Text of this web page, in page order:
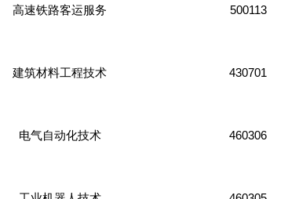
高速铁路客运服务 500113
建筑材料工程技术 430701
电气自动化技术 460306